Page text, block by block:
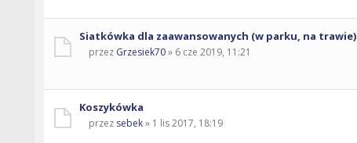
Siatkówka dla zaawansowanych (w parku, na trawie)
przez Grzesiek70» 6 cze 2019, 11:21
Koszykówka
przez sebek» 1 lis 2017, 18:19